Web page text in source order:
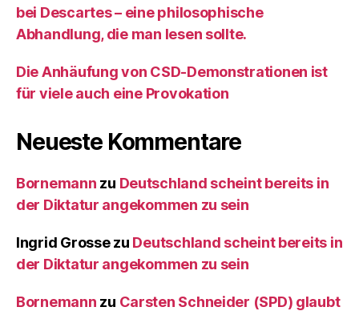
bei Descartes – eine philosophische
Abhandlung, die man lesen sollte.
Die Anhäufung von CSD-Demonstrationen ist
für viele auch eine Provokation
Neueste Kommentare
Bornemann zu Deutschland scheint bereits in
der Diktatur angekommen zu sein
Ingrid Grossezu Deutschland scheint bereits in
der Diktatur angekommen zu sein
Bornemann zu Carsten Schneider (SPD) glaubt